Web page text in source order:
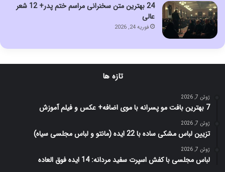
24 بهترین متن سخنرانی مراسم ختم پدر+ 12 شعر
عالی
فوریه 24, 2026
تازه ها
ژوئن 7, 2026
7 بهترین بافت مو پسرانه با موی اضافه+ عکس و فیلم آموزش
ژوئن 7, 2026
تزیین لباس مشکی ساده با 22 ایده (مانتو و لباس مجلسی سیاه)
ژوئن 7, 2026
لباس مجلسی با کفش اسپرت سفید مردانه: 14 ایده فوق العاده